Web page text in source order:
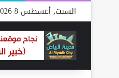
السبت, أغسطس 8 2026